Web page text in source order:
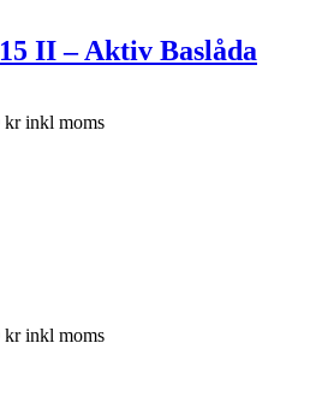
II – Aktiv Baslåda
krinkl moms
krinkl moms